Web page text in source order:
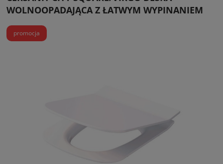
WOLNOOPADAJĄCA Z ŁATWYM WYPINANIEM
promocja